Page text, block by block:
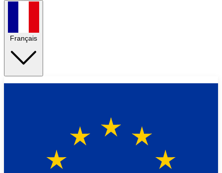
Français